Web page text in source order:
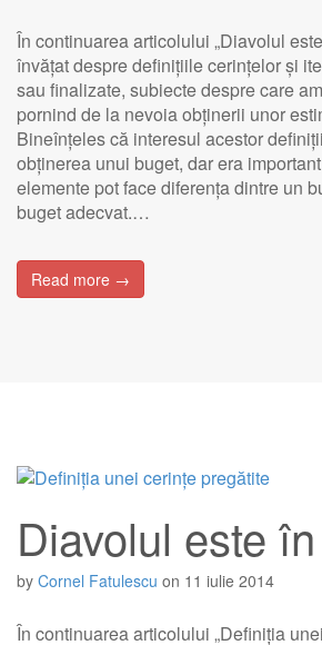
În continuarea articolului „Diavolul
învățat despre definițiile cerințelor și
sau finalizate, subiecte despre care
pornind de la nevoia obținerii unor
Bineînțeles că interesul acestor
obținerea unui buget, dar era
elemente pot face diferența dintre un
buget adecvat.…
Read more →
Diavolul este
by Cornel Fatulescu on 11 iulie 2014
În continuarea articolului „Definiția